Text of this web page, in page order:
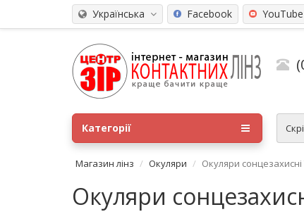
Українська Facebook YouTube
Категорії
Магазин лінз Окуляри Окуляри сонцезахисні
Окуляри